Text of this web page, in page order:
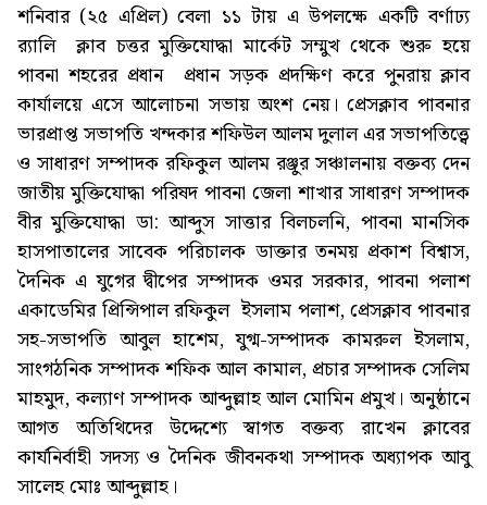
শনিবার (২৫ এপ্রিল) বেলা ১১ টায় এ উপলক্ষে একটি বর্ণাঢ্য
র‍্যালি ক্লাব চত্তর মুক্তিযোদ্ধা মার্কেট সম্মুখ থেকে শুরু হয়ে
পাবনা শহরের প্রধান প্রধান সড়ক প্রদক্ষিণ করে পুনরায় ক্লাব
কার্যালয়ে এসে আলোচনা সভায় অংশ নেয়। প্রেসক্লাব পাবনার
ভারপ্রাপ্ত সভাপতি খন্দকার শফিউল আলম দুলাল এর সভাপতিত্ত্বে
ও সাধারণ সম্পাদক রফিকুল আলম রঞ্জুর সঞ্চালনায় বক্তব্য দেন
জাতীয় মুক্তিযোদ্ধা পরিষদ পাবনা জেলা শাখার সাধারণ সম্পাদক
বীর মুক্তিযোদ্ধা ডা: আব্দুস সাত্তার বিলচলনি, পাবনা মানসিক
হাসপাতালের সাবেক পরিচালক ডাক্তার তনময় প্রকাশ বিশ্বাস,
দৈনিক এ যুগের দ্বীপের সম্পাদক ওমর সরকার, পাবনা পলাশ
একাডেমির প্রিন্সিপাল রফিকুল ইসলাম পলাশ, প্রেসক্লাব পাবনার
সহ-সভাপতি আবুল হাশেম, যুগ্ম-সম্পাদক কামরুল ইসলাম,
সাংগঠনিক সম্পাদক শফিক আল কামাল, প্রচার সম্পাদক সেলিম
মাহমুদ, কল্যাণ সম্পাদক আব্দুল্লাহ আল মোমিন প্রমুখ। অনুষ্ঠানে
আগত অতিথিদের উদ্দেশ্যে স্বাগত বক্তব্য রাখেন ক্লাবের
কার্যনির্বাহী সদস্য ও দৈনিক জীবনকথা সম্পাদক অধ্যাপক আবু
সালেহ মোঃ আব্দুল্লাহ।